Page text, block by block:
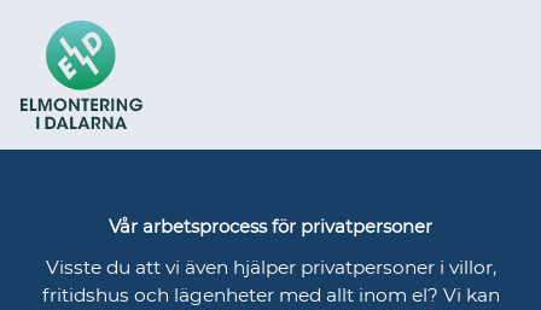
Vår arbetsprocess för privatpersoner
Visste du att vi även hjälper privatpersoner i villor,
fritidshus och lägenheter med allt inom el? Vi kan